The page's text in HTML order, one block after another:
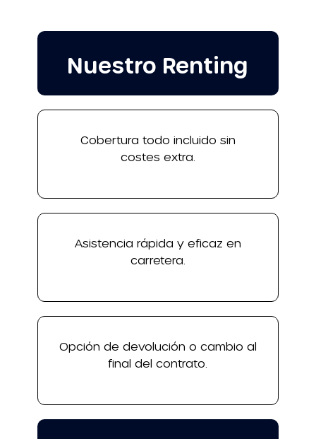
Nuestro Renting
Cobertura todo incluido sin
costes extra.
Asistencia rápida y eficaz en
carretera.
Opción de devolución o cambio al
final del contrato.